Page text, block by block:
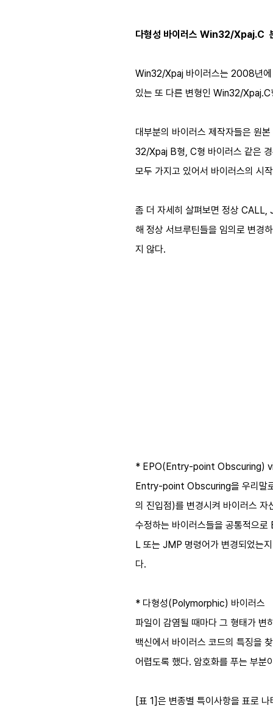
다형성 바이러스 Win32/Xpaj.C
Win32/Xpaj 바이러스는 2008년에
있는 또 다른 변형인 Win32/Xpaj.C
대부분의 바이러스 제작자들은 원
32/Xpaj B형, C형 바이러스 같은
모두 가지고 있어서 바이러스의 시
좀 더 자세히 살펴보면 정상 CALL,
해 정상 서브루틴들을 임의로 변경
지 않다.
* EPO(Entry-point Obscuring)
Entry-point Obscuring을 우리말
의 진입점)를 변경시켜 바이러스
수정하는 바이러스들을 공통적으
L 또는 JMP 명령어가 변경되었는
다.
* 다형성(Polymorphic) 바이러스
파일이 감염될 때마다 그 형태가
백신에서 바이러스 코드의 특징을
어렵도록 했다. 암호화를 푸는 부분
[표 1]은 변종별 특이사항을 표로